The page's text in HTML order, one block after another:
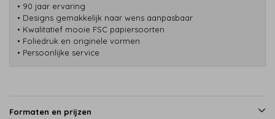
• 90 jaar ervaring
• Designs gemakkelijk naar wens aanpasbaar
• Kwalitatief mooie FSC papiersoorten
• Foliedruk en originele vormen
• Persoonlijke service
Formaten en prijzen